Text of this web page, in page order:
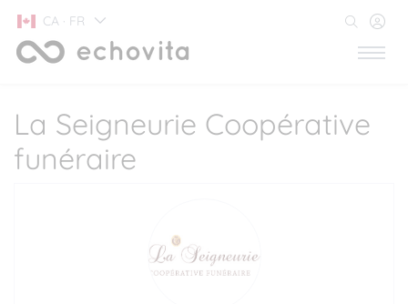
CA · FR
La Seigneurie Coopérative
funéraire